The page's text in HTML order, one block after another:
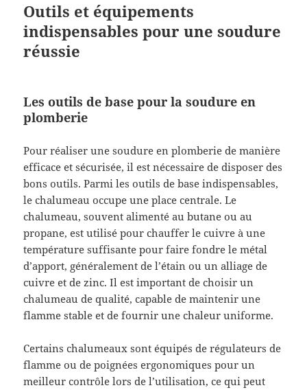
Outils et équipements
indispensables pour une soudure
réussie
Les outils de base pour la soudure en
plomberie
Pour réaliser une soudure en plomberie de manière
efficace et sécurisée, il est nécessaire de disposer des
bons outils. Parmi les outils de base indispensables,
le chalumeau occupe une place centrale. Le
chalumeau, souvent alimenté au butane ou au
propane, est utilisé pour chauffer le cuivre à une
température suffisante pour faire fondre le métal
d’apport, généralement de l’étain ou un alliage de
cuivre et de zinc. Il est important de choisir un
chalumeau de qualité, capable de maintenir une
flamme stable et de fournir une chaleur uniforme.
Certains chalumeaux sont équipés de régulateurs de
flamme ou de poignées ergonomiques pour un
meilleur contrôle lors de l’utilisation, ce qui peut